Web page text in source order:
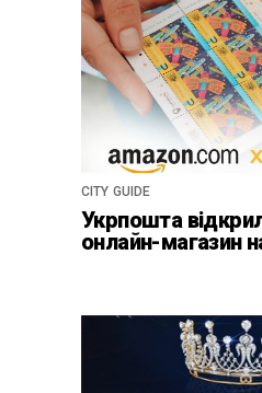
CITY GUIDE
Укрпошта
онлайн-магазин